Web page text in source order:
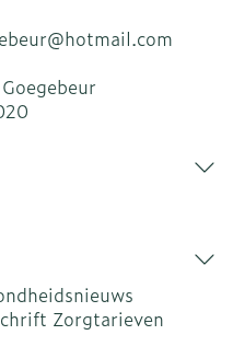
hotmail.com
Zorgtarieven